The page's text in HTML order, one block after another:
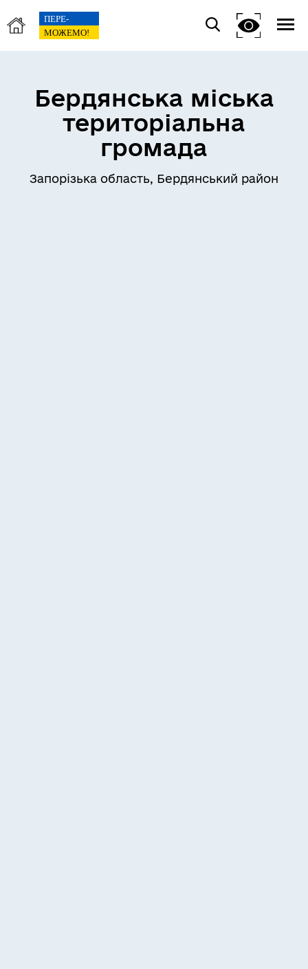
Бердянська міська
територіальна
громада
Запорізька область, Бердянський район